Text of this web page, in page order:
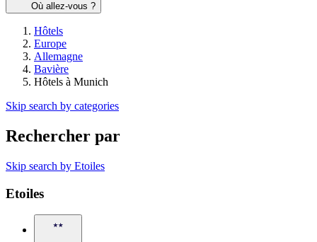
Où allez-vous ?
Hôtels
Europe
Allemagne
Bavière
Hôtels à Munich
Skip search by categories
Rechercher par
Skip search by Etoiles
Etoiles